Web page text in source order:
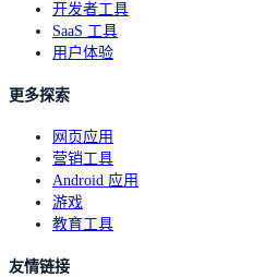
开发者工具
SaaS 工具
用户体验
更多探索
网页应用
营销工具
Android 应用
游戏
教育工具
友情链接